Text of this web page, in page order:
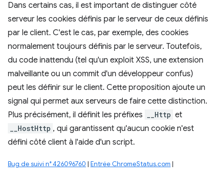
Dans certains cas, il est important de distinguer côté
serveur les cookies définis par le serveur de ceux définis
par le client. C'est le cas, par exemple, des cookies
normalement toujours définis par le serveur. Toutefois,
du code inattendu (tel qu'un exploit XSS, une extension
malveillante ou un commit d'un développeur confus)
peut les définir sur le client. Cette proposition ajoute un
signal qui permet aux serveurs de faire cette distinction.
Plus précisément, il définit les préfixes
__Http et
__HostHttp , qui garantissent qu'aucun cookie n'est
défini côté client à l'aide d'un script.
Bug de suivi n° 426096760 | Entrée ChromeStatus.com |